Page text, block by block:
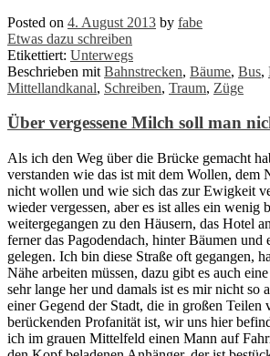
Posted on 4. August 2013 by fabe
Etwas dazu schreiben
Etikettiert: Unterwegs
Beschrieben mit Bahnstrecken, Bäume, Bus,
Mittellandkanal, Schreiben, Traum, Züge
Über vergessene Milch soll man
Als ich den Weg über die Brücke gemacht
verstanden wie das ist mit dem Wollen, dem
nicht wollen und wie sich das zur Ewigkeit
wieder vergessen, aber es ist alles ein wenig
weitergegangen zu den Häusern, das Hotel
ferner das Pagodendach, hinter Bäumen und
gelegen. Ich bin diese Straße oft gegangen,
Nähe arbeiten müssen, dazu gibt es auch
sehr lange her und damals ist es mir nicht so
einer Gegend der Stadt, die in großen Teilen
berückenden Profanität ist, wir uns hier
ich im grauen Mittelfeld einen Mann auf